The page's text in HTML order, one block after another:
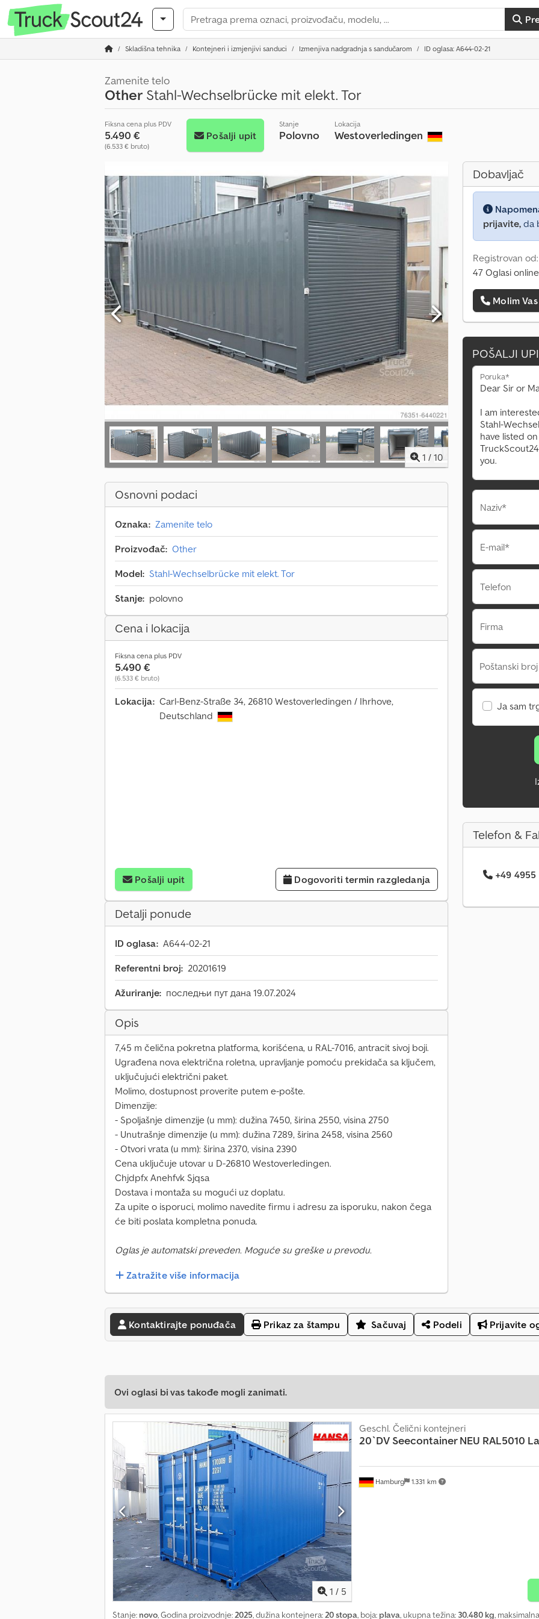
Skladišna tehnika Kontejneri i izmjenjivi sanduci Izmenjiva nadgradnja s sandučarom ID oglasa: A644-02-21
Zamenite telo
Other Stahl-Wechselbrücke mit elekt. Tor
Fiksna cena plus PDV
5.490 €
(6.533 € bruto)
Pošalji upit
Stanje
Polovno
Lokacija
Westoverledingen
1 / 10
Osnovni podaci
Oznaka: Zamenite telo
Proizvođač: Other
Model: Stahl-Wechselbrücke mit elekt. Tor
Stanje: polovno
Cena i lokacija
Fiksna cena plus PDV
5.490 €
(6.533 € bruto)
Lokacija: Carl-Benz-Straße 34, 26810 Westoverledingen / Ihrhove,
Deutschland
Pošalji upit Dogovoriti termin razgledanja
Detalji ponude
ID oglasa: A644-02-21
Referentni broj: 20201619
Ažuriranje: последњи пут дана 19.07.2024
Opis
7,45 m čelična pokretna platforma, korišćena, u RAL-7016, antracit sivoj boji.
Ugrađena nova električna roletna, upravljanje pomoću prekidača sa ključem,
uključujući električni paket.
Molimo, dostupnost proverite putem e-pošte.
Dimenzije:
- Spoljašnje dimenzije (u mm): dužina 7450, širina 2550, visina 2750
- Unutrašnje dimenzije (u mm): dužina 7289, širina 2458, visina 2560
- Otvori vrata (u mm): širina 2370, visina 2390
Cena uključuje utovar u D-26810 Westoverledingen.
Chjdpfx Anehfvk Sjqsa
Dostava i montaža su mogući uz doplatu.
Za upite o isporuci, molimo navedite firmu i adresu za isporuku, nakon čega
će biti poslata kompletna ponuda.
Oglas je automatski preveden. Moguće su greške u prevodu.
Zatražite više informacija
Dobavljač
prijavite, da
Registrovan
47 Oglasi online
Molim
POŠALJI
Poruka*
Naziv*
E-mail*
Telefon
Firma
Poštanski
Ja sam
Telefon &
+49 4955
Kontaktirajte ponuđača Prikaz za štampu Sačuvaj Podeli Prijavite
Ovi oglasi bi vas takođe mogli zanimati.
1 / 5
Hamburg 1.331 km
Geschl. Čelični kontejneri
20`DV Seecontainer NEU RAL5010
Stanje: novo, Godina proizvodnje:2025, dužina kontejnera:20 stopa, boja: plava, ukupna težina: 30.480 kg,